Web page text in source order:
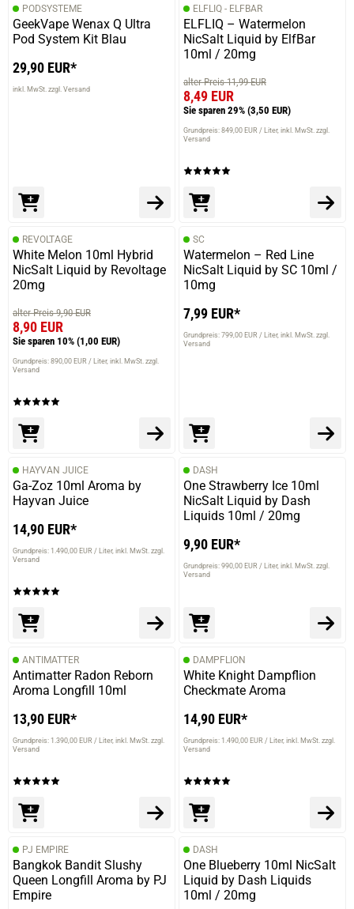
PODSYSTEME
GeekVape Wenax Q Ultra
Pod System Kit Blau
29,90 EUR*
inkl. MwSt. zzgl. Versand
ELFLIQ - ELFBAR
ELFLIQ – Watermelon
NicSalt Liquid by ElfBar
10ml / 20mg
alter Preis 11,99 EUR
8,49 EUR
Sie sparen 29% (3,50 EUR)
Grundpreis: 849,00 EUR / Liter inkl. MwSt. zzgl.
Versand
REVOLTAGE
White Melon 10ml Hybrid
NicSalt Liquid by Revoltage
20mg
alter Preis 9,90 EUR
8,90 EUR
Sie sparen 10% (1,00 EUR)
Grundpreis: 890,00 EUR / Liter inkl. MwSt. zzgl.
Versand
SC
Watermelon – Red Line
NicSalt Liquid by SC 10ml /
10mg
7,99 EUR*
Grundpreis: 799,00 EUR / Liter inkl. MwSt. zzgl.
Versand
HAYVAN JUICE
Ga-Zoz 10ml Aroma by
Hayvan Juice
14,90 EUR*
Grundpreis: 1.490,00 EUR / Liter inkl. MwSt. zzgl.
Versand
DASH
One Strawberry Ice 10ml
NicSalt Liquid by Dash
Liquids 10ml / 20mg
9,90 EUR*
Grundpreis: 990,00 EUR / Liter inkl. MwSt. zzgl.
Versand
ANTIMATTER
Antimatter Radon Reborn
Aroma Longfill 10ml
13,90 EUR*
Grundpreis: 1.390,00 EUR / Liter inkl. MwSt. zzgl.
Versand
DAMPFLION
White Knight Dampflion
Checkmate Aroma
14,90 EUR*
Grundpreis: 1.490,00 EUR / Liter inkl. MwSt. zzgl.
Versand
PJ EMPIRE
Bangkok Bandit Slushy
Queen Longfill Aroma by PJ
Empire
DASH
One Blueberry 10ml NicSalt
Liquid by Dash Liquids
10ml / 20mg